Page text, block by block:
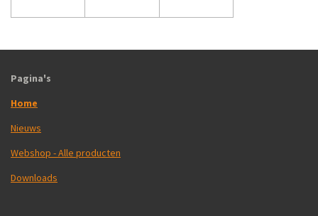
Pagina's
Home
Nieuws
Webshop - Alle producten
Downloads